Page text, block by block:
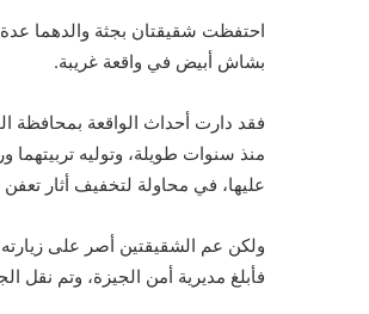
احتفظت شقيقتان بجثة والدهما عدة
بشاش أبيض في واقعة غريبة.
فقد دارت أحداث الواقعة بمحافظة
منذ سنوات طويلة، وتوليه
عليها، في محاولة لتخفيف أثار
ولكن عم الشقيقتين أصر على
فأبلغ مديرية أمن الجيزة، وتم نقل